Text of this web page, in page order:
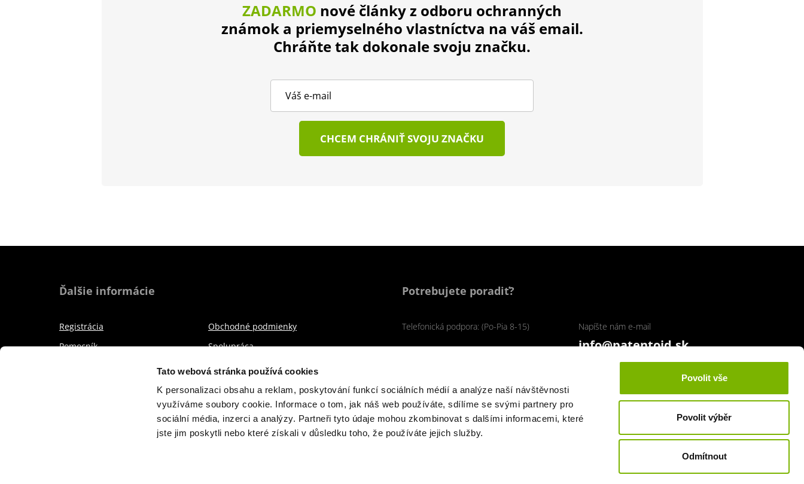
Tato webová stránka používá cookies
K personalizaci obsahu a reklam, poskytování funkcí sociálních médií a analýze naší návštěvnosti
využíváme soubory cookie. Informace o tom, jak náš web používáte, sdílíme se svými partnery pro
sociální média, inzerci a analýzy. Partneři tyto údaje mohou zkombinovat s dalšími informacemi, které
jste jim poskytli nebo které získali v důsledku toho, že používáte jejich služby.
Povolit vše
Povolit výběr
Odmítnout
ZADARMO nové články z odboru ochranných
známok a priemyselného vlastníctva na váš email.
Chráňte tak dokonale svoju značku.
CHCEM CHRÁNIŤ SVOJU ZNAČKU
Ďalšie informácie
Registrácia
Obchodné podmienky
Pomocník
Spolupráca
O projekte
Referencie
Potrebujete poradiť?
Telefonická podpora: (Po-Pia 8-15)
+421 2 333 229 23
Napíšte nám e-mail
info@patentoid.sk
Akceptujeme platobné karty